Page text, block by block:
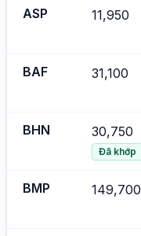
ASP 11,950
BAF 31,100
BHN 30,750
Đã khớp
BMP 149,700